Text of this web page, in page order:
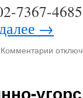
7367-
→
Комментарии к